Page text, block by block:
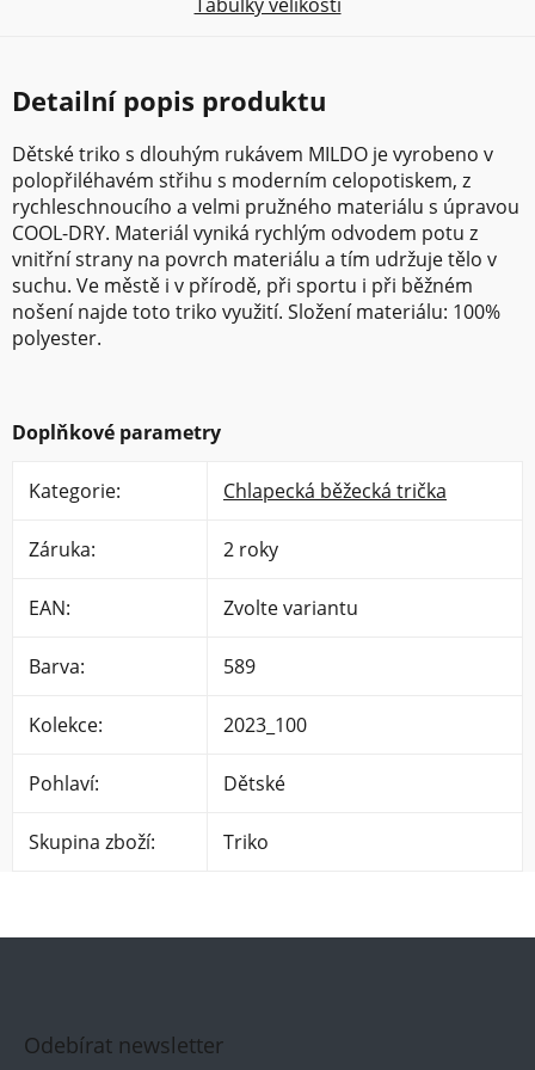
Detailní popis produktu
Dětské triko s dlouhým rukávem MILDO je vyrobeno v
polopřiléhavém střihu s moderním celopotiskem, z
rychleschnoucího a velmi pružného materiálu s úpravou
COOL-DRY. Materiál vyniká rychlým odvodem potu z
vnitřní strany na povrch materiálu a tím udržuje tělo v
suchu. Ve městě i v přírodě, při sportu i při běžném
nošení najde toto triko využití. Složení materiálu: 100%
polyester.
Doplňkové parametry
Kategorie: Chlapecká běžecká trička
Záruka: 2 roky
EAN: Zvolte variantu
Barva: 589
Kolekce: 2023_100
Pohlaví: Dětské
Skupina zboží: Triko
Odebírat newsletter